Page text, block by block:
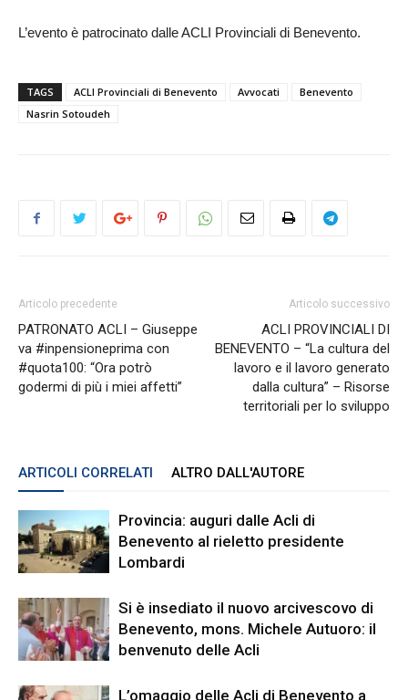
L’evento è patrocinato dalle ACLI Provinciali di Benevento.
TAGS ACLI Provinciali di Benevento Avvocati
Benevento
Nasrin Sotoudeh
Articolo precedente
PATRONATO ACLI – Giuseppe
va #inpensioneprima con
#quota100: “Ora potrò
godermi di più i miei affetti”
Articolo successivo
ACLI PROVINCIALI DI
BENEVENTO – “La cultura del
lavoro e il lavoro generato
dalla cultura” – Risorse
territoriali per lo sviluppo
ARTICOLI CORRELATI ALTRO DALL'AUTORE
Provincia: auguri dalle Acli di
Benevento al rieletto presidente
Lombardi
Si è insediato il nuovo arcivescovo di
Benevento, mons. Michele Autuoro: il
benvenuto delle Acli
L’omaggio delle Acli di Benevento a